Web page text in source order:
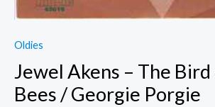
Oldies
Jewel Akens – The Bird
Bees / Georgie Porgie